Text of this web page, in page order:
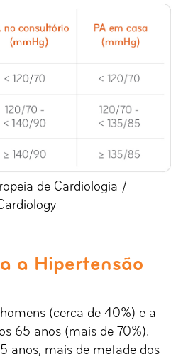
de Cardiologia /
a Hipertensão
(cerca de 40%) e a
65 anos (mais de 70%).
anos, mais de metade dos